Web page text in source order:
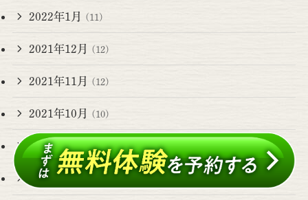
2022年1月 (11)
2021年12月 (12)
2021年11月 (12)
2021年10月 (10)
2021年9月(11)
2021年8月